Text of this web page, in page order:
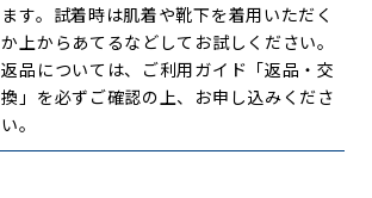
ます。試着時は肌着や靴下を着用いただく
か上からあてるなどしてお試しください。
返品については、ご利用ガイド「返品・交
換」を必ずご確認の上、お申し込みくださ
い。